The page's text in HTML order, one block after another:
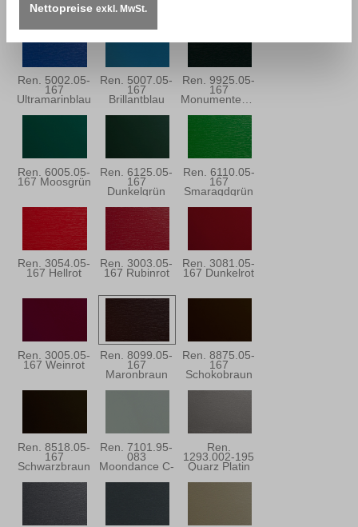
Dunkelblau
Ren. 5002.05-
167
Ultramarinblau
Ren. 5007.05-
167
Brillantblau
Ren. 9925.05-
167
Ren. 6005.05-
167 Moosgrün
Ren. 6125.05-
167
Dunkelgrün
Ren. 6110.05-
167
Smaragdgrün
Ren. 3054.05-
167 Hellrot
Ren. 3003.05-
167 Rubinrot
Ren. 3081.05-
167 Dunkelrot
Ren. 3005.05-
167 Weinrot
Ren. 8099.05-
167
Maronbraun
Ren. 8875.05-
167
Schokobraun
Ren. 8518.05-
167
Schwarzbraun
Ren. 7101.95-
083
Moondance C-
Ren.
1293.002-195
Quarz Platin
Nettopreise exkl. MwSt.